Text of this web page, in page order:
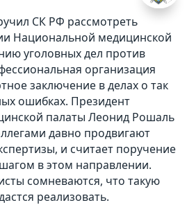
СК РФ рассмотреть
Национальной медицинской
уголовных дел против
организация
заключение в делах о так
ошибках. Президент
палаты Леонид Рошаль
давно продвигают
и считает поручение
в этом направлении.
сомневаются, что такую
реализовать.